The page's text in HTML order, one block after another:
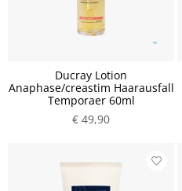
Ducray Lotion
Anaphase/creastim Haarausfall
Temporaer 60ml
€ 49,90